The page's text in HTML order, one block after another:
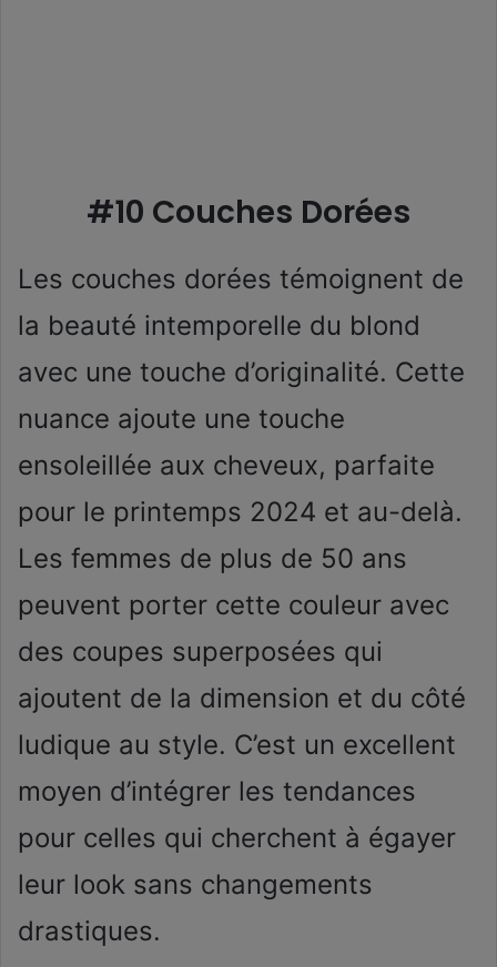
#10 Couches Dorées
Les couches dorées témoignent de
la beauté intemporelle du blond
avec une touche d’originalité. Cette
nuance ajoute une touche
ensoleillée aux cheveux, parfaite
pour le printemps 2024 et au-delà.
Les femmes de plus de 50 ans
peuvent porter cette couleur avec
des coupes superposées qui
ajoutent de la dimension et du côté
ludique au style. C’est un excellent
moyen d’intégrer les tendances
pour celles qui cherchent à égayer
leur look sans changements
drastiques.